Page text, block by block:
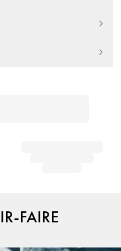
FAIRE